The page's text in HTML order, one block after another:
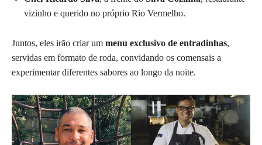
vizinho e querido no próprio Rio Vermelho.
Juntos, eles irão criar um menu exclusivo de entradinhas,
servidas em formato de roda, convidando os comensais a
experimentar diferentes sabores ao longo da noite.